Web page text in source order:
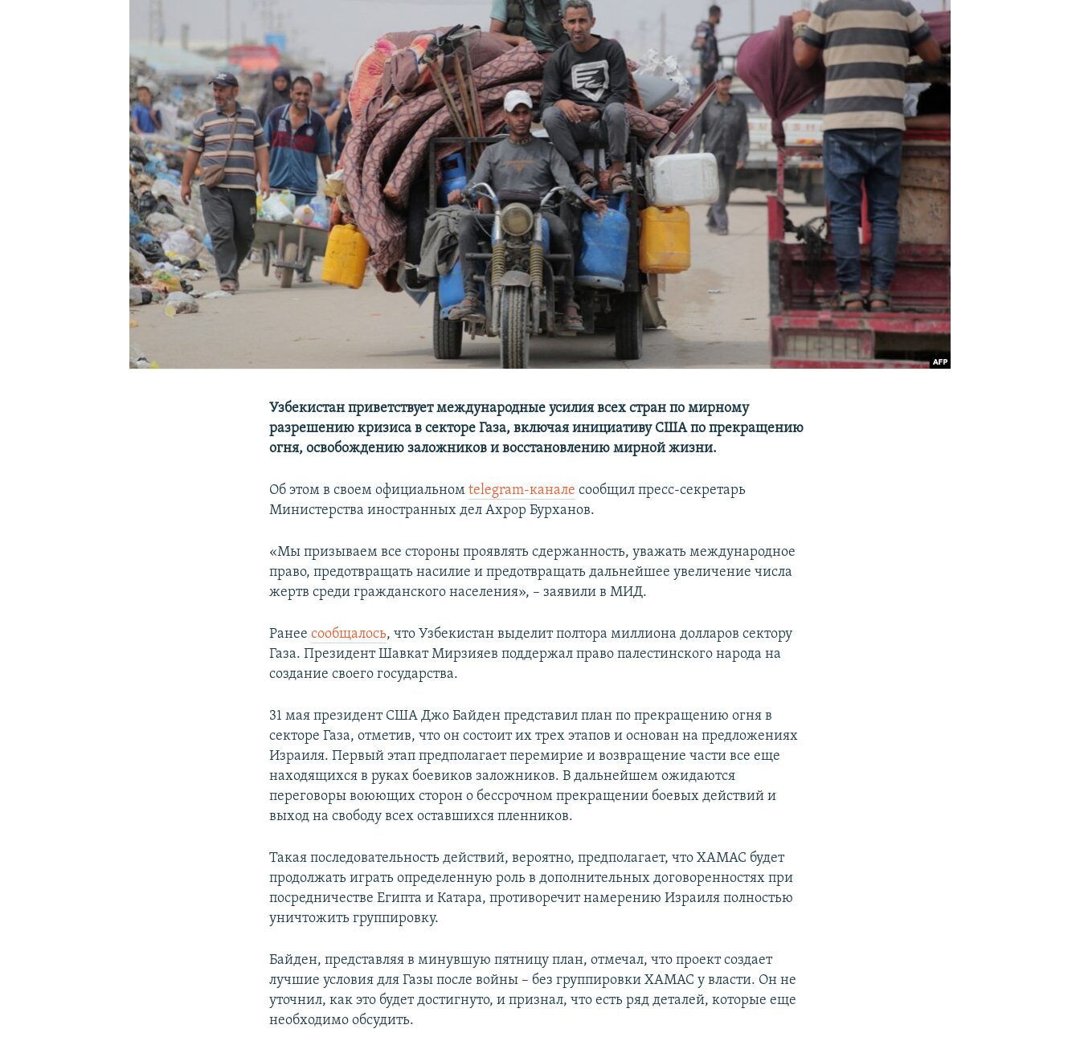
Узбекистан приветствует международные усилия всех стран по мирному
разрешению кризиса в секторе Газа, включая инициативу США по прекращению
огня, освобождению заложников и восстановлению мирной жизни.
Об этом в своем официальномtelegram-канале сообщил пресс-секретарь
Министерства иностранных дел Ахрор Бурханов.
«Мы призываем все стороны проявлять сдержанность, уважать международное
право, предотвращать насилие и предотвращать дальнейшее увеличение числа
жертв среди гражданского населения», – заявили в МИД.
Ранеесообщалось, что Узбекистан выделит полтора миллиона долларов сектору
Газа. Президент Шавкат Мирзияев поддержал право палестинского народа на
создание своего государства.
31 мая президент США Джо Байден представил план по прекращению огня в
секторе Газа, отметив, что он состоит их трех этапов и основан на предложениях
Израиля. Первый этап предполагает перемирие и возвращение части все еще
находящихся в руках боевиков заложников. В дальнейшем ожидаются
переговоры воюющих сторон о бессрочном прекращении боевых действий и
выход на свободу всех оставшихся пленников.
Такая последовательность действий, вероятно, предполагает, что ХАМАС будет
продолжать играть определенную роль в дополнительных договоренностях при
посредничестве Египта и Катара, противоречит намерению Израиля полностью
уничтожить группировку.
Байден, представляя в минувшую пятницу план, отмечал, что проект создает
лучшие условия для Газы после войны – без группировки ХАМАС у власти. Он не
уточнил, как это будет достигнуто, и признал, что есть ряд деталей, которые еще
необходимо обсудить.